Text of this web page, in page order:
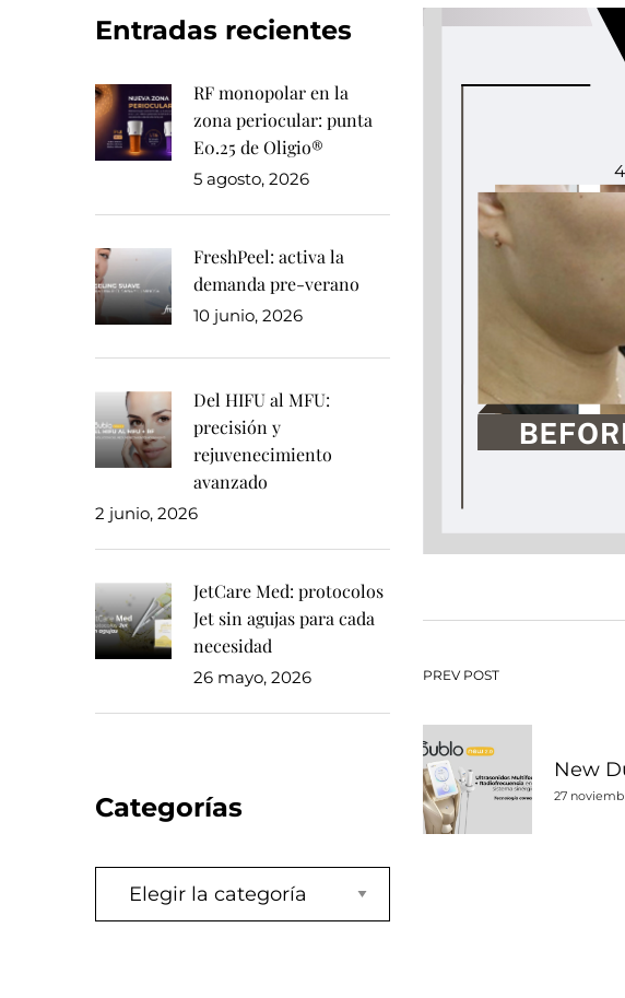
de
entradas
PREV POST
New
27
Entradas recientes
RF monopolar en la
zona periocular: punta
E0.25 de Oligio®
5 agosto, 2026
FreshPeel: activa la
demanda pre-verano
10 junio, 2026
Del HIFU al MFU:
precisión y
rejuvenecimiento
avanzado
2 junio, 2026
JetCare Med: protocolos
Jet sin agujas para cada
necesidad
26 mayo, 2026
Categorías
Categorías